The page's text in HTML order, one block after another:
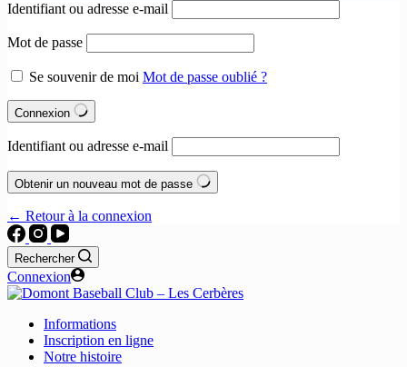
Identifiant ou adresse e-mail
Mot de passe
Se souvenir de moi Mot de passe oublié ?
Connexion
Identifiant ou adresse e-mail
Obtenir un nouveau mot de passe
← Retour à la connexion
Rechercher
Connexion
Informations
Inscription en ligne
Notre histoire